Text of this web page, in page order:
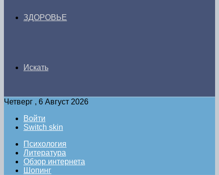
ЗДОРОВЬЕ
Искать
Четверг , 6 Август 2026
Войти
Switch skin
Психология
Литература
Обзор интернета
Шопинг